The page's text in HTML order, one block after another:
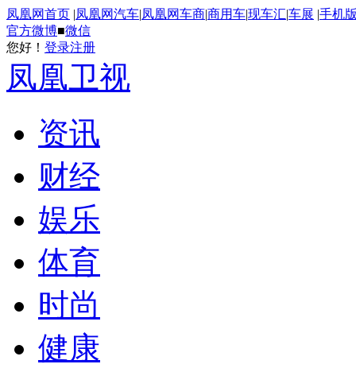
凤凰网首页 |凤凰网汽车|凤凰网车商|商用车|现车汇|车展 |手机
官方微博■微信
您好！ 登录注册
凤凰卫视
资讯
财经
娱乐
体育
时尚
健康